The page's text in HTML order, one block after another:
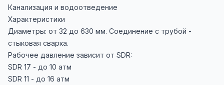
Канализация и водоотведение
Характеристики
Диаметры: от 32 до 630 мм. Соединение с трубой -
стыковая сварка.
Рабочее давление зависит от SDR:
SDR 17 - до 10 атм
SDR 11 - до 16 атм